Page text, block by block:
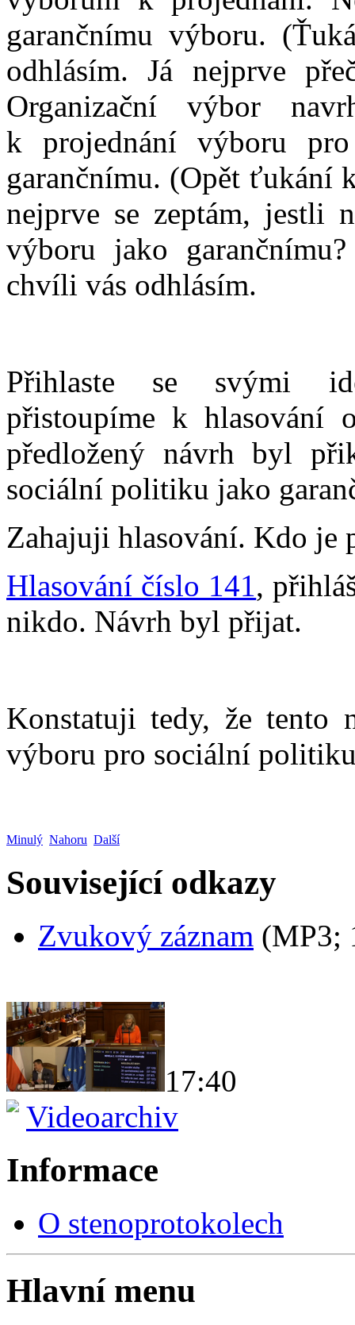
garančnímu výboru.
odhlásím. Já nejprve
Organizační výbor
k projednání výboru
garančnímu. (Opět ťukání
nejprve se zeptám, jestli
výboru jako
chvíli vás odhlásím.
Přihlaste se svými
přistoupíme k hlasování
předložený návrh byl
sociální politiku jako
Zahajuji hlasování. Kdo je
Hlasování číslo 141,
nikdo. Návrh byl přijat.
Konstatuji tedy, že tento
výboru pro sociální
Minulý Nahoru Další
Související odkazy
Zvukový záznam (MP3;
17:40
Videoarchiv
Informace
O stenoprotokolech
Hlavní menu